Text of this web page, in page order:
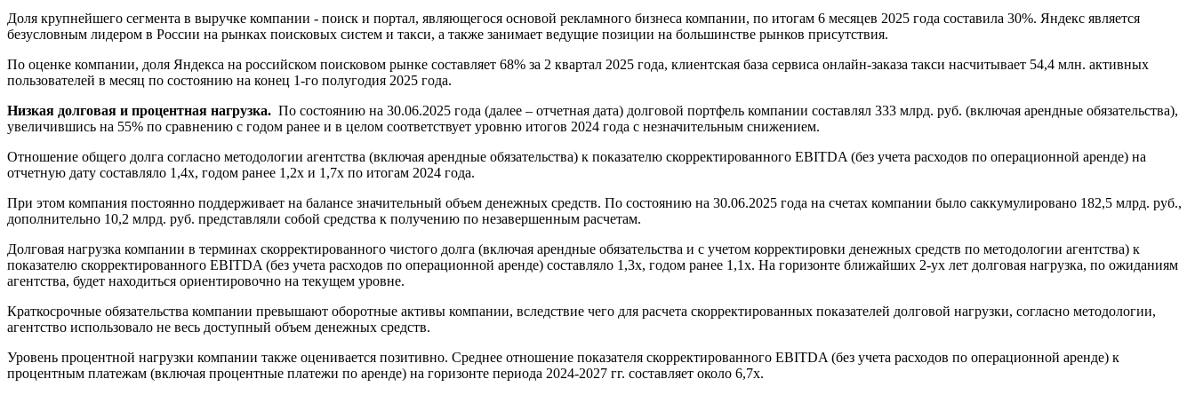
Доля крупнейшего сегмента в выручке компании - поиск и портал, являющегося основой рекламного бизнеса компании, по итогам 6 месяцев 2025 года составила 30%. Яндекс является
безусловным лидером в России на рынках поисковых систем и такси, а также занимает ведущие позиции на большинстве рынков присутствия.
По оценке компании, доля Яндекса на российском поисковом рынке составляет 68% за 2 квартал 2025 года, клиентская база сервиса онлайн-заказа такси насчитывает 54,4 млн. активных
пользователей в месяц по состоянию на конец 1-го полугодия 2025 года.
Низкая долговая и процентная нагрузка. По состоянию на 30.06.2025 года (далее – отчетная дата) долговой портфель компании составлял 333 млрд. руб. (включая арендные обязательства),
увеличившись на 55% по сравнению с годом ранее и в целом соответствует уровню итогов 2024 года с незначительным снижением.
Отношение общего долга согласно методологии агентства (включая арендные обязательства) к показателю скорректированного EBITDA (без учета расходов по операционной аренде) на
отчетную дату составляло 1,4х, годом ранее 1,2х и 1,7х по итогам 2024 года.
При этом компания постоянно поддерживает на балансе значительный объем денежных средств. По состоянию на 30.06.2025 года на счетах компании было саккумулировано 182,5 млрд. руб.,
дополнительно 10,2 млрд. руб. представляли собой средства к получению по незавершенным расчетам.
Долговая нагрузка компании в терминах скорректированного чистого долга (включая арендные обязательства и с учетом корректировки денежных средств по методологии агентства) к
показателю скорректированного EBITDA (без учета расходов по операционной аренде) составляло 1,3х, годом ранее 1,1х. На горизонте ближайших 2-ух лет долговая нагрузка, по ожиданиям
агентства, будет находиться ориентировочно на текущем уровне.
Краткосрочные обязательства компании превышают оборотные активы компании, вследствие чего для расчета скорректированных показателей долговой нагрузки, согласно методологии,
агентство использовало не весь доступный объем денежных средств.
Уровень процентной нагрузки компании также оценивается позитивно. Среднее отношение показателя скорректированного EBITDA (без учета расходов по операционной аренде) к
процентным платежам (включая процентные платежи по аренде) на горизонте периода 2024-2027 гг. составляет около 6,7х.